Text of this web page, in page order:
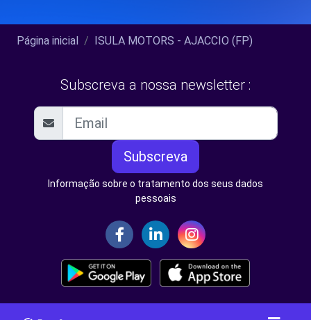
Página inicial ISULA MOTORS - AJACCIO (FP)
Subscreva a nossa newsletter :
Subscreva
Informação sobre o tratamento dos seus dados
pessoais